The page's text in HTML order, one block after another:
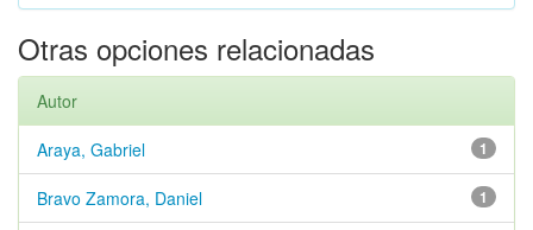
Otras opciones relacionadas
Autor
1
Araya, Gabriel
1
Bravo Zamora, Daniel